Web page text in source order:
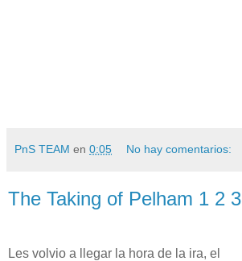
PnS TEAM en 0:05 No hay comentarios:
The Taking of Pelham 1 2 3
Les volvio a llegar la hora de la ira, el